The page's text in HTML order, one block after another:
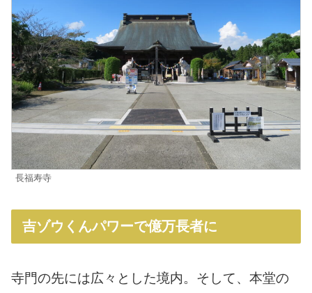
長福寿寺
吉ゾウくんパワーで億万長者に
寺門の先には広々とした境内。そして、本堂の